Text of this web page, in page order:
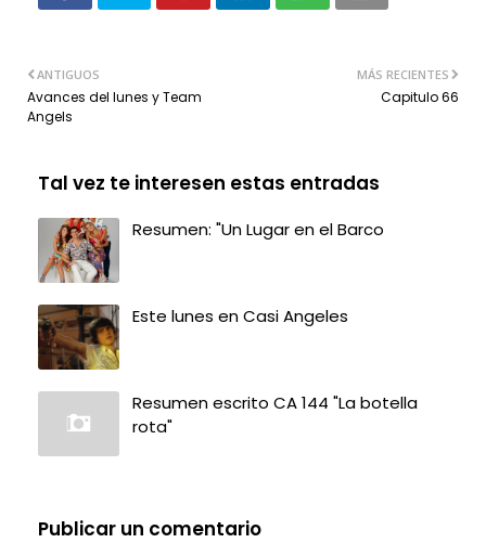
MÁS RECIENTES
Capitulo 66
ANTIGUOS
Avances del lunes y Team
Angels
Tal vez te interesen estas entradas
Resumen: "Un Lugar en el Barco
Este lunes en Casi Angeles
Resumen escrito CA 144 "La botella
rota"
Publicar un comentario